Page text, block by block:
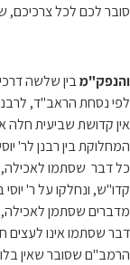
סובר לכם לכל
והנפק"מבין שלשה
לפי נסחת הראב"ד,
אין קדושת שביעית חלה
המחלוקת בין רבנן לר'
כל דבר שסתמו לאכילה,
קדו"ש, ונחלקו על ר'
מדברים שסתמן
דבר שסתמו אינו לעצים
הרמב"ם שסובר שאין